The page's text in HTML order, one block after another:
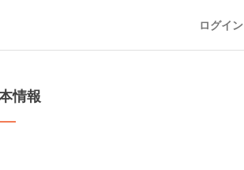
ログイン
情報